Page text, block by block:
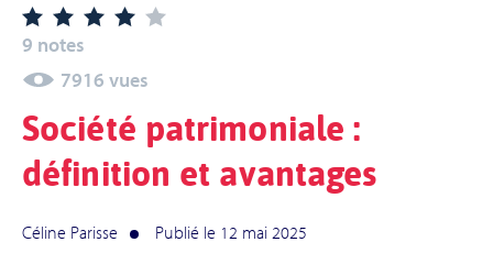
9 notes
7916 vues
Société patrimoniale :
définition et avantages
Céline Parisse Publié le 12 mai 2025